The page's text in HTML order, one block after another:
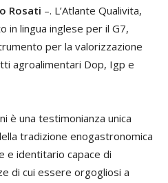
Rosati –. L’Atlante Qualivita,
in lingua inglese per il G7,
per la valorizzazione
agroalimentari Dop, Igp e
è una testimonianza unica
tradizione enogastronomica
e identitario capace di
di cui essere orgogliosi a